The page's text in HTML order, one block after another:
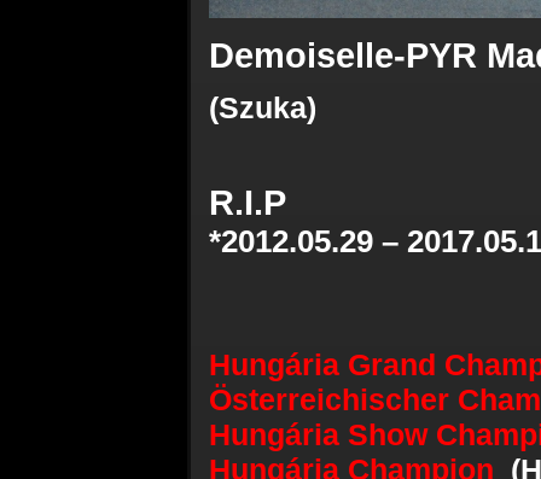
Demoiselle-PYR
(Szuka)
R.I.P
*2012.05.29 –
Hungária Grand
Österreichischer
Hungária Show
Hungária Champion